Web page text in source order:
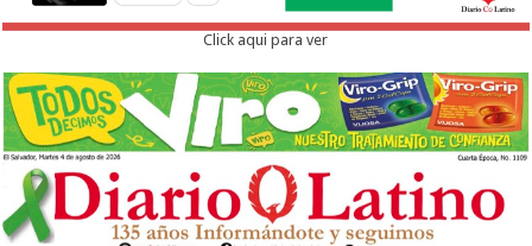
Click aqui para ver